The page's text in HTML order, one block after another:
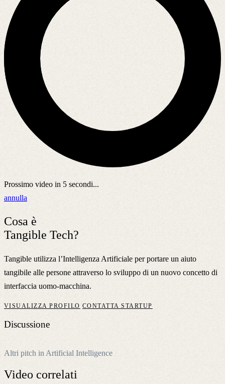
Prossimo video in 5 secondi...
annulla
Cosa è
Tangible Tech?
Tangible utilizza l’Intelligenza Artificiale per portare un aiuto
tangibile alle persone attraverso lo sviluppo di un nuovo concetto di
interfaccia uomo-macchina.
VISUALIZZA PROFILO CONTATTA STARTUP
Discussione
Altri pitch in Artificial Intelligence
Video correlati